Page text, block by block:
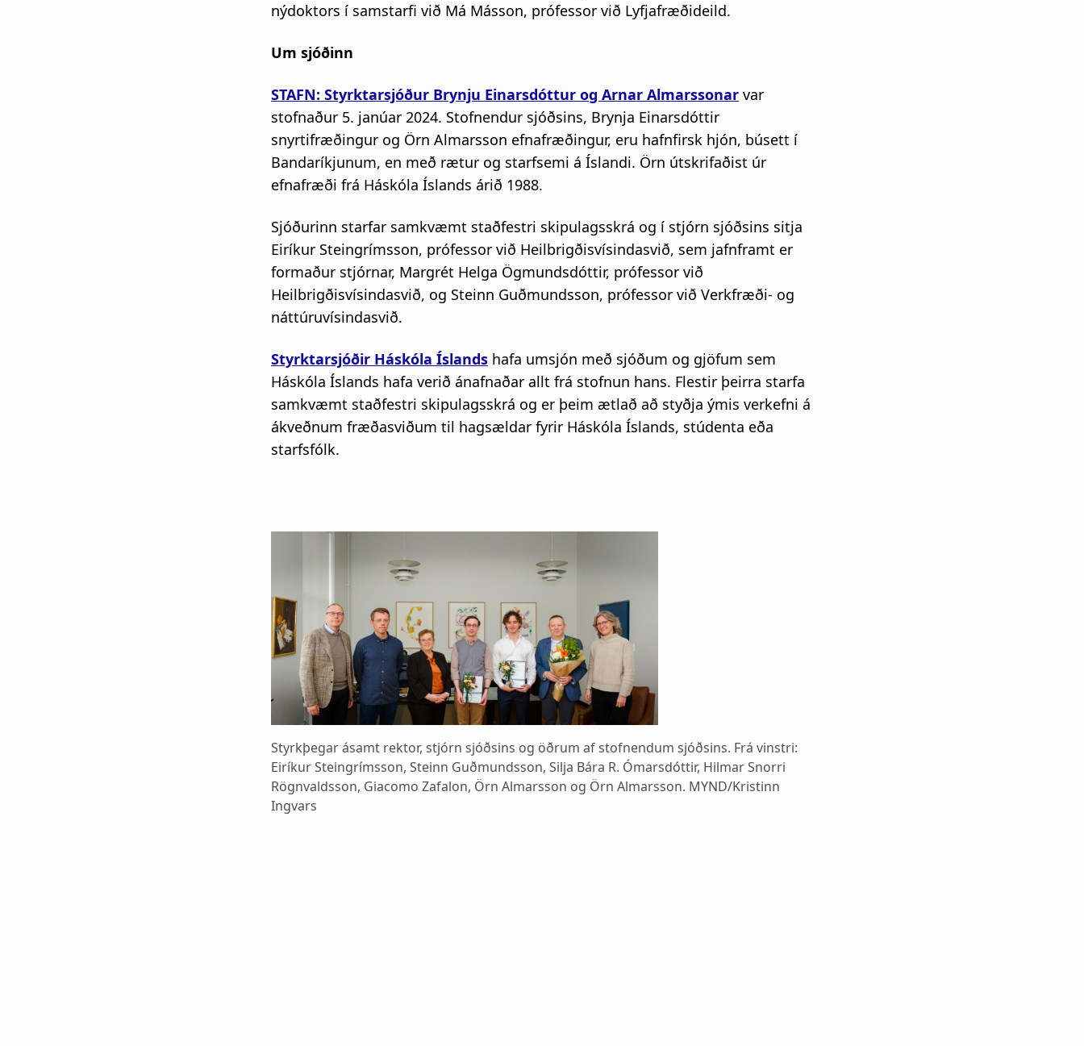
nýdoktors í samstarfi við Má Másson, prófessor við Lyfjafræðideild.
Um sjóðinn
STAFN: Styrktarsjóður Brynju Einarsdóttur og Arnar Almarssonar var
stofnaður 5. janúar 2024. Stofnendur sjóðsins, Brynja Einarsdóttir
snyrtifræðingur og Örn Almarsson efnafræðingur, eru hafnfirsk hjón, búsett í
Bandaríkjunum, en með rætur og starfsemi á Íslandi. Örn útskrifaðist úr
efnafræði frá Háskóla Íslands árið 1988.
Sjóðurinn starfar samkvæmt staðfestri skipulagsskrá og í stjórn sjóðsins sitja
Eiríkur Steingrímsson, prófessor við Heilbrigðisvísindasvið, sem jafnframt er
formaður stjórnar, Margrét Helga Ögmundsdóttir, prófessor við
Heilbrigðisvísindasvið, og Steinn Guðmundsson, prófessor við Verkfræði- og
náttúruvísindasvið.
Styrktarsjóðir Háskóla Íslands hafa umsjón með sjóðum og gjöfum sem
Háskóla Íslands hafa verið ánafnaðar allt frá stofnun hans. Flestir þeirra starfa
samkvæmt staðfestri skipulagsskrá og er þeim ætlað að styðja ýmis verkefni á
ákveðnum fræðasviðum til hagsældar fyrir Háskóla Íslands, stúdenta eða
starfsfólk.
Styrkþegar ásamt rektor, stjórn sjóðsins og öðrum af stofnendum sjóðsins. Frá vinstri:
Eiríkur Steingrímsson, Steinn Guðmundsson, Silja Bára R. Ómarsdóttir, Hilmar Snorri
Rögnvaldsson, Giacomo Zafalon, Örn Almarsson og Örn Almarsson. MYND/Kristinn
Ingvars